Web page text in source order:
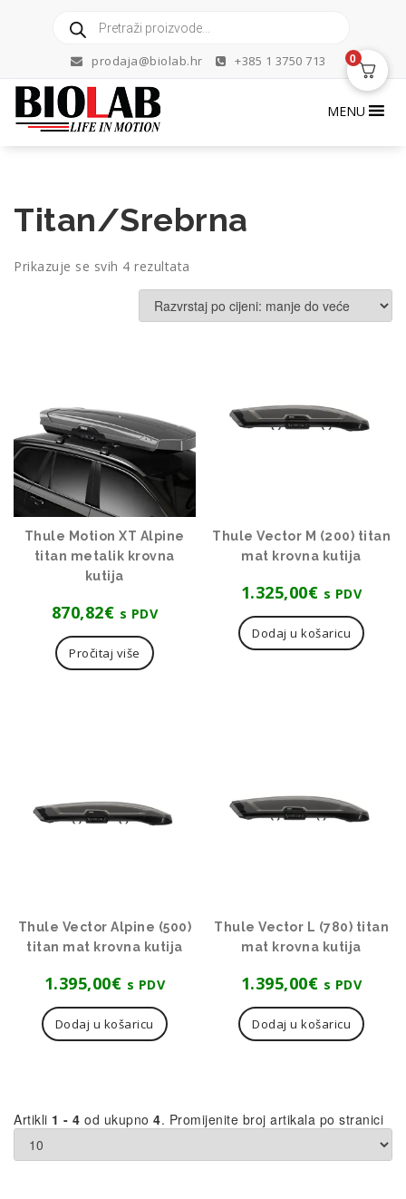
search
prodaja@biolab.hr +385 1 3750 713
MENU
Titan/Srebrna
Prikazuje se svih 4 rezultata
po
cijeni:
od
Thule Motion XT Alpine
titan metalik krovna
kutija
870,82€ s PDV
Pročitaj više
Thule Vector M (200) titan
mat krovna kutija
1.325,00€ s PDV
Dodaj u košaricu
Thule Vector Alpine (500)
titan mat krovna kutija
1.395,00€ s PDV
Dodaj u košaricu
Thule Vector L (780) titan
mat krovna kutija
1.395,00€ s PDV
Dodaj u košaricu
Artikli 1 - 4 od ukupno 4. Promijenite broj artikala po stranici
0